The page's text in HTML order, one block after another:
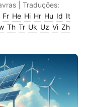
| Traduções:
Fr He Hi Hr Hu Id It
Th Tr Uk Uz Vi Zh